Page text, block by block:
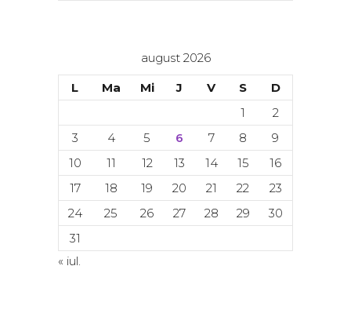
august 2026
L
Ma Mi J V S
D
1
2
3
4 5 6 7 8
9
10
11 12 13 14 15
16
17
18 19 20 21 22
23
24
25 26 27 28 29
30
31
« iul.